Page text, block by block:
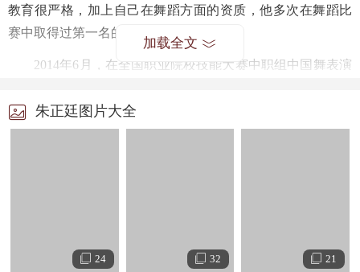
教育很严格，加上自己在舞蹈方面的资质，他多次在舞蹈比
赛中取得过第一名的成绩。
2014年6月，在全国职业院校技能大赛中职组中国舞表演
海戏剧学院录取；同年，朱正廷凭借个人舞蹈表演《思思雨
落》获得上海戏剧学院舞蹈学院“兴全杯”学生剧目舞蹈比赛
朱正廷演艺经历：
加载全文
朱正廷图片大全
24 32 21